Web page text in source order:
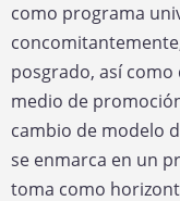
como programa
posgrado, así como
medio de
cambio de modelo
se enmarca en un
toma como